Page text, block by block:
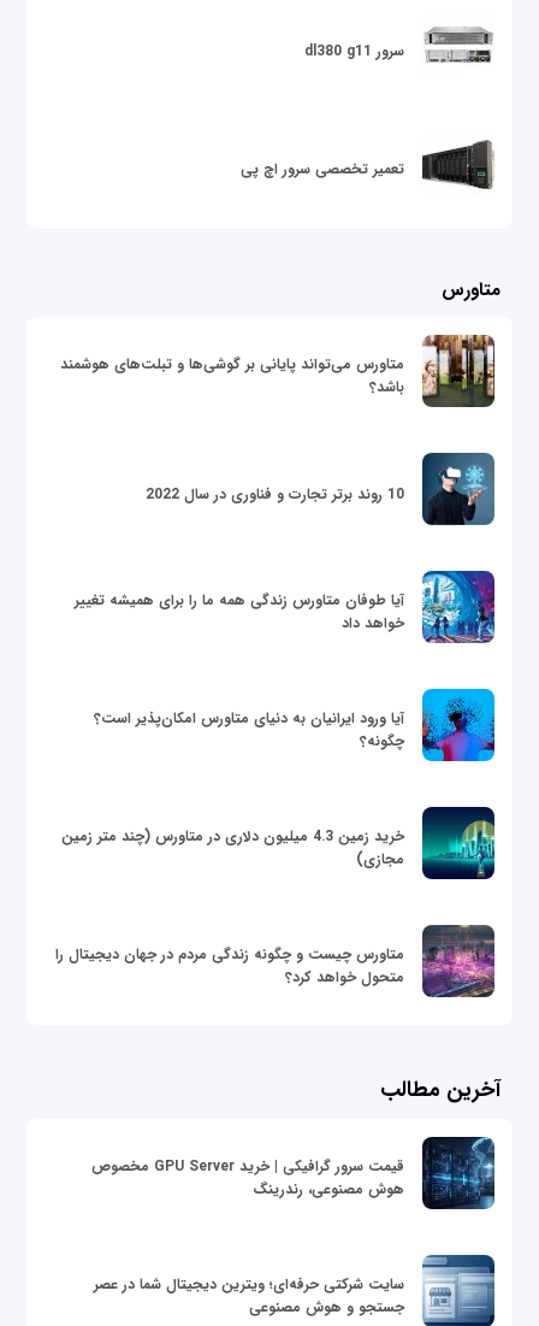
سرور dl380 g11
تعمیر تخصصی سرور اچ پی
متاورس
متاورس می‌تواند پایانی بر گوشی‌ها و تبلت‌های هوشمند
باشد؟
10 روند برتر تجارت و فناوری در سال 2022
آیا طوفان متاورس زندگی همه ما را برای همیشه تغییر
خواهد داد
آیا ورود ایرانیان به دنیای متاورس امکان‌پذیر است؟
چگونه؟
خرید زمین 4.3 میلیون دلاری در متاورس (چند متر زمین
مجازی)
متاورس چیست و چگونه زندگی مردم در جهان دیجیتال را
متحول خواهد کرد؟
آخرین مطالب
قیمت سرور گرافیکی | خرید GPU Server مخصوص
هوش مصنوعی، رندرینگ
سایت شرکتی حرفه‌ای؛ ویترین دیجیتال شما در عصر
جستجو و هوش مصنوعی